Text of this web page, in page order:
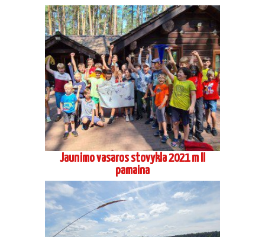
Jaunimo vasaros stovykla 2021 m II
pamaina